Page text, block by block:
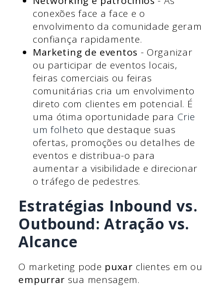
conexões face a face e o
envolvimento da comunidade geram
confiança rapidamente.
Marketing de eventos - Organizar
ou participar de eventos locais,
feiras comerciais ou feiras
comunitárias cria um envolvimento
direto com clientes em potencial. É
uma ótima oportunidade para Crie
um folheto que destaque suas
ofertas, promoções ou detalhes de
eventos e distribua-o para
aumentar a visibilidade e direcionar
o tráfego de pedestres.
Estratégias Inbound vs.
Outbound: Atração vs.
Alcance
O marketing pode puxar clientes em ou
empurrar sua mensagem.